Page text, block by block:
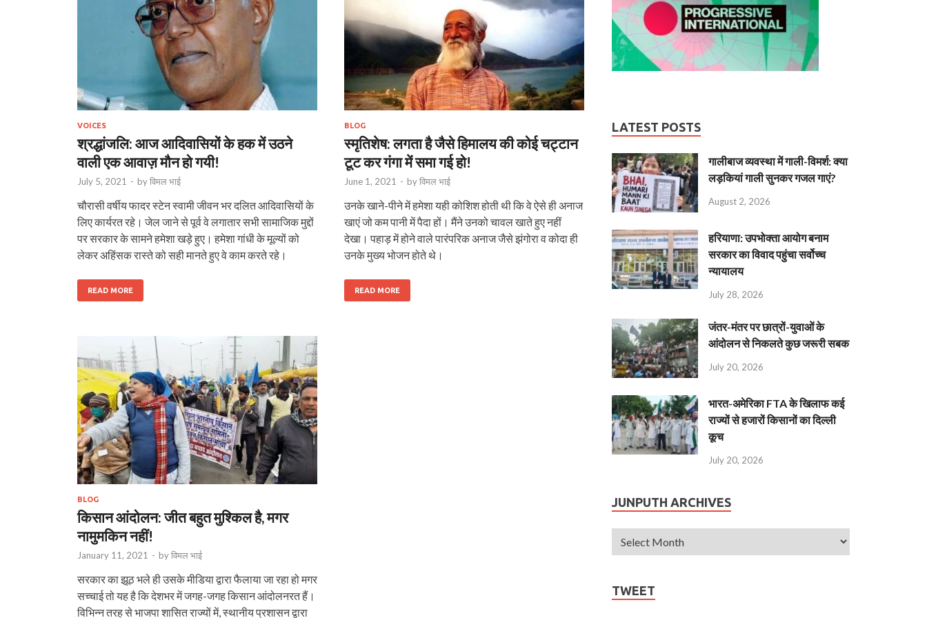
VOICES
श्रद्धांजलि: आज आदिवासियों के हक में उठने
वाली एक आवाज़ मौन हो गयी!
July 5, 2021 - byविमल भाई
चौरासी वर्षीय फादर स्टेन स्वामी जीवन भर दलित आदिवासियों के
लिए कार्यरत रहे। जेल जाने से पूर्व वे लगातार सभी सामाजिक मुद्दों
पर सरकार के सामने हमेशा खड़े हुए। हमेशा गांधी के मूल्यों को
लेकर अहिंसक रास्ते को सही मानते हुए वे काम करते रहे।
READ MORE
BLOG
स्मृतिशेष: लगता है जैसे हिमालय की कोई चट्टान
टूट कर गंगा में समा गई हो!
June 1, 2021 - byविमल भाई
उनके खाने-पीने में हमेशा यही कोशिश होती थी कि वे ऐसे ही अनाज
खाएं जो कम पानी में पैदा हों। मैंने उनको चावल खाते हुए नहीं
देखा। पहाड़ में होने वाले पारंपरिक अनाज जैसे झंगोरा व कोदा ही
उनके मुख्य भोजन होते थे।
READ MORE
BLOG
किसान आंदोलन: जीत बहुत मुश्किल है, मगर
नामुमकिन नहीं!
January 11, 2021 - byविमल भाई
सरकार का झूठ भले ही उसके मीडिया द्वारा फैलाया जा रहा हो मगर
सच्चाई तो यह है कि देशभर में जगह-जगह किसान आंदोलनरत हैं।
विभिन्न तरह से भाजपा शासित राज्यों में, स्थानीय प्रशासन द्वारा
LATEST POSTS
गालीबाज व्‍यवस्‍था में गाली-विमर्श: क्या
लड़कियां गाली सुनकर गजल गाएं?
August 2, 2026
हरियाणा: उपभोक्ता आयोग बनाम
सरकार का विवाद पहुंचा सर्वोच्च
न्यायालय
July 28, 2026
जंतर-मंतर पर छात्रों-युवाओं के
आंदोलन से निकलते कुछ जरूरी सबक
July 20, 2026
भारत-अमेरिका FTA के खिलाफ कई
राज्यों से हजारों किसानों का दिल्ली
कूच
July 20, 2026
JUNPUTH ARCHIVES
TWEET